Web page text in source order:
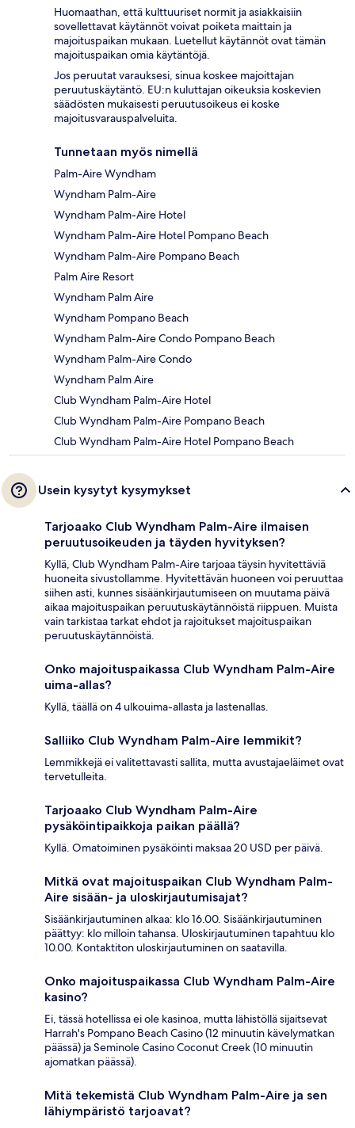
Huomaathan, että kulttuuriset normit ja asiakkaisiin
sovellettavat käytännöt voivat poiketa maittain ja
majoituspaikan mukaan. Luetellut käytännöt ovat tämän
majoituspaikan omia käytäntöjä.
Jos peruutat varauksesi, sinua koskee majoittajan
peruutuskäytäntö. EU:n kuluttajan oikeuksia koskevien
säädösten mukaisesti peruutusoikeus ei koske
majoitusvarauspalveluita.
Tunnetaan myös nimellä
Palm-Aire Wyndham
Wyndham Palm-Aire
Wyndham Palm-Aire Hotel
Wyndham Palm-Aire Hotel Pompano Beach
Wyndham Palm-Aire Pompano Beach
Palm Aire Resort
Wyndham Palm Aire
Wyndham Pompano Beach
Wyndham Palm-Aire Condo Pompano Beach
Wyndham Palm-Aire Condo
Wyndham Palm Aire
Club Wyndham Palm-Aire Hotel
Club Wyndham Palm-Aire Pompano Beach
Club Wyndham Palm-Aire Hotel Pompano Beach
Usein kysytyt kysymykset
Tarjoaako Club Wyndham Palm-Aire ilmaisen
peruutusoikeuden ja täyden hyvityksen?
Kyllä, Club Wyndham Palm-Aire tarjoaa täysin hyvitettäviä
huoneita sivustollamme. Hyvitettävän huoneen voi peruuttaa
siihen asti, kunnes sisäänkirjautumiseen on muutama päivä
aikaa majoituspaikan peruutuskäytännöistä riippuen. Muista
vain tarkistaa tarkat ehdot ja rajoitukset majoituspaikan
peruutuskäytännöistä.
Onko majoituspaikassa Club Wyndham Palm-Aire
uima-allas?
Kyllä, täällä on 4 ulkouima-allasta ja lastenallas.
Salliiko Club Wyndham Palm-Aire lemmikit?
Lemmikkejä ei valitettavasti sallita, mutta avustajaeläimet ovat
tervetulleita.
Tarjoaako Club Wyndham Palm-Aire
pysäköintipaikkoja paikan päällä?
Kyllä. Omatoiminen pysäköinti maksaa 20 USD per päivä.
Mitkä ovat majoituspaikan Club Wyndham Palm-
Aire sisään- ja uloskirjautumisajat?
Sisäänkirjautuminen alkaa: klo 16.00. Sisäänkirjautuminen
päättyy: klo milloin tahansa. Uloskirjautuminen tapahtuu klo
10.00. Kontaktiton uloskirjautuminen on saatavilla.
Onko majoituspaikassa Club Wyndham Palm-Aire
kasino?
Ei, tässä hotellissa ei ole kasinoa, mutta lähistöllä sijaitsevat
Harrah's Pompano Beach Casino (12 minuutin kävelymatkan
päässä) ja Seminole Casino Coconut Creek (10 minuutin
ajomatkan päässä).
Mitä tekemistä Club Wyndham Palm-Aire ja sen
lähiympäristö tarjoavat?